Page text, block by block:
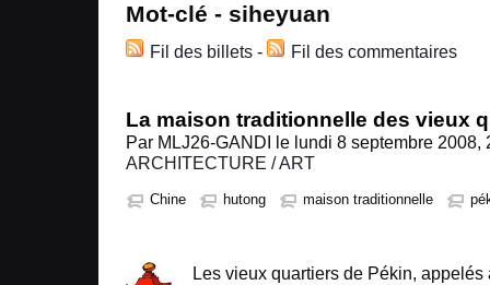
Mot-clé - siheyuan
Fil des billets - Fil des commentaires
La maison traditionnelle des vieux
Par MLJ26-GANDI le lundi 8 septembre 2008,
ARCHITECTURE / ART
Chine hutong maison traditionnelle
Les vieux quartiers de Pékin, appelés